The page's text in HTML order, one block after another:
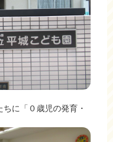
に「０歳児の発育・